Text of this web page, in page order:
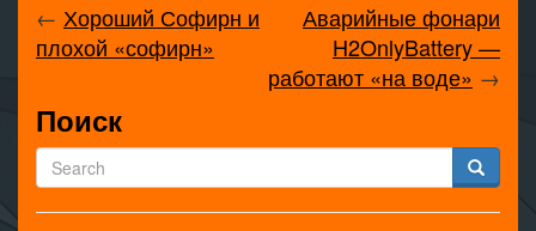
← Хороший Софирн и
плохой «софирн»
Аварийные фонари
H2OnlyBattery —
работают «на воде» →
Поиск